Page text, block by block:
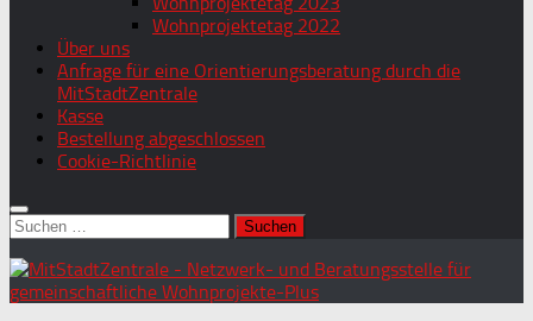
Wohnprojektetag 2022
Über uns
Anfrage für eine Orientierungsberatung durch die
MitStadtZentrale
Kasse
Bestellung abgeschlossen
Cookie-Richtlinie
Suchen
nach: